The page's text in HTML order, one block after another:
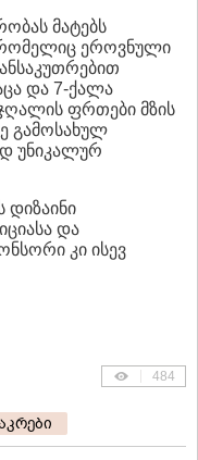
მატებს
ეროვნული
და 7-ქალა
ფრთები მზის
გამოსახულ
უნიკალურ
და
კი ისევ
484